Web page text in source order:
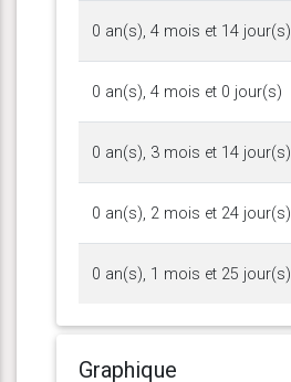
0 an(s), 4 mois et 14 jour(s)
0 an(s), 4 mois et 0 jour(s)
0 an(s), 3 mois et 14 jour(s)
0 an(s), 2 mois et 24 jour(s)
0 an(s), 1 mois et 25 jour(s)
Graphique